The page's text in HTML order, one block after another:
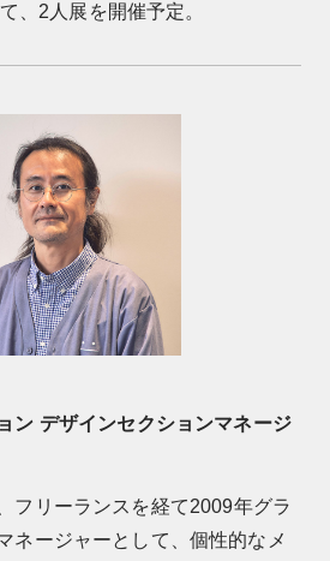
、2人展を開催予定。
ン デザインセクションマネージ
フリーランスを経て2009年グラ
ネージャーとして、個性的なメ